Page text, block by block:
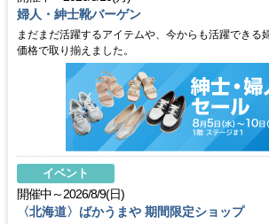
婦人・紳士靴バーゲン
まだまだ活躍するアイテムや、今からも活躍できる
価格で取り揃えました。
イベント
開催中～2026/8/9(日)
〈北海道〉ばかうまや 期間限定ショップ